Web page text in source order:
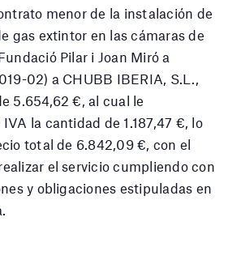
menor de la instalación de
gas extintor en las cámaras de
Pilar i Joan Miró a
02) a CHUBB IBERIA, S.L.,
5.654,62 €, al cual le
la cantidad de 1.187,47 €, lo
total de 6.842,09 €, con el
el servicio cumpliendo con
y obligaciones estipuladas en